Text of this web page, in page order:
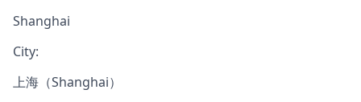
Shanghai
City:
上海（Shanghai）